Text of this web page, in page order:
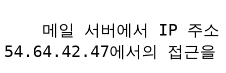
54.64.42.47에서의 접근을